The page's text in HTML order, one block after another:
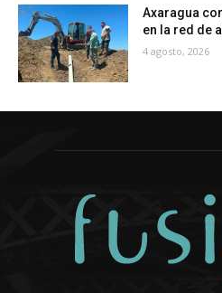
Axaragua
en la red de
4 agosto, 2026